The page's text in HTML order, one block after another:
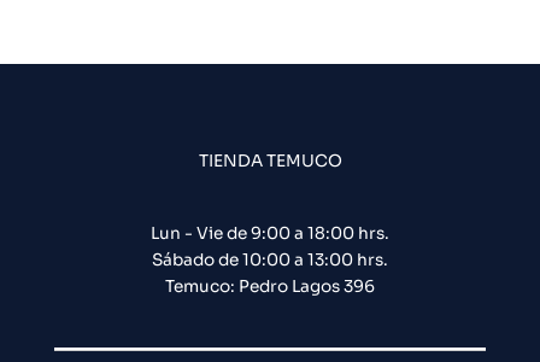
TIENDA TEMUCO
Lun - Vie de 9:00 a 18:00 hrs.
Sábado de 10:00 a 13:00 hrs.
Temuco: Pedro Lagos 396